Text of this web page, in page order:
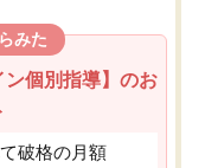
みた
ン個別指導】のお
破格の月額